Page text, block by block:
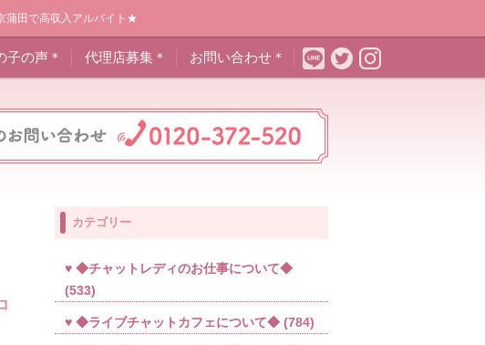
蒲田で高収入アルバイト★
子の声＊ 代理店募集＊ お問い合わせ＊
カテゴリー
◆チャットレディのお仕事について◆
(533)
◆ライブチャットカフェについて◆ (784)